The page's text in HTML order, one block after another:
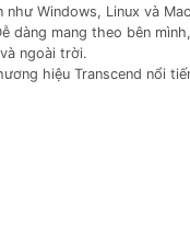
Windows, Linux và
dàng mang theo bên
ngoài trời.
hiệu Transcend nổi